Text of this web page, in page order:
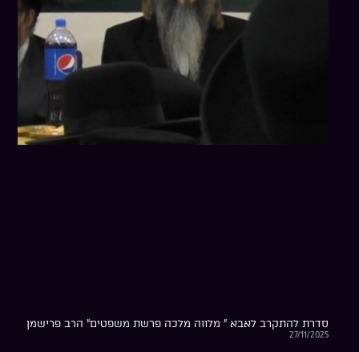
סדרת להתקרב לאבא ” מלווה מלכה פרשת משפטים” הרב פרישמן
27/11/2025